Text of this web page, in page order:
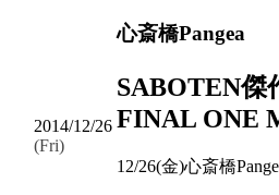
2014/12/26
(Fri)
心斎橋Pangea
SABOTEN傑
FINAL ONE
12/26(金)心斎橋